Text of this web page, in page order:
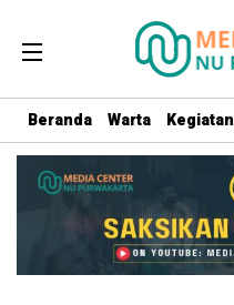
Beranda Warta Kegiatan